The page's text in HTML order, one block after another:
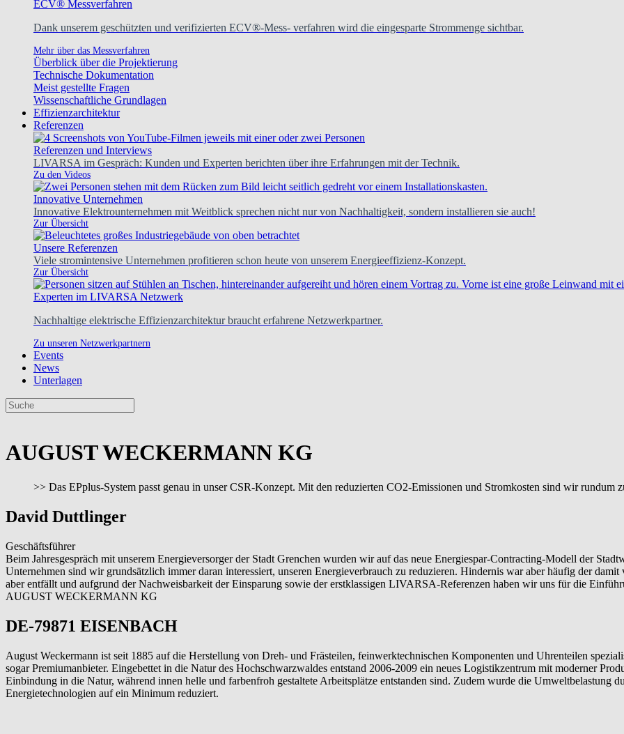
ECV® Messverfahren
Dank unserem geschützten und verifizierten ECV®-Mess- verfahren wird die eingesparte Strommenge sichtbar.
Mehr über das Messverfahren
Überblick über die Projektierung
Technische Dokumentation
Meist gestellte Fragen
Wissenschaftliche Grundlagen
Effizienzarchitektur
Referenzen
Referenzen und Interviews
LIVARSA im Gespräch: Kunden und Experten berichten über ihre Erfahrungen mit der Technik.
Zu den Videos
Innovative Unternehmen
Innovative Elektrounternehmen mit Weitblick sprechen nicht nur von Nachhaltigkeit, sondern installieren sie auch!
Zur Übersicht
Unsere Referenzen
Viele stromintensive Unternehmen profitieren schon heute von unserem Energieeffizienz-Konzept.
Zur Übersicht
Experten im LIVARSA Netzwerk
Nachhaltige elektrische Effizienzarchitektur braucht erfahrene Netzwerkpartner.
Zu unseren Netzwerkpartnern
Events
News
Unterlagen
AUGUST WECKERMANN KG
>> Das EPplus-System passt genau in unser CSR-Konzept. Mit den reduzierten CO2-Emissionen und Stromkosten sind wir rundum
David Duttlinger
Geschäftsführer
Beim Jahresgespräch mit unserem Energieversorger der Stadt Grenchen wurden wir auf das neue Energiespar-Contracting-Modell der
Unternehmen sind wir grundsätzlich immer daran interessiert, unseren Energieverbrauch zu reduzieren. Hindernis war aber häufig der
aber entfällt und aufgrund der Nachweisbarkeit der Einsparung sowie der erstklassigen LIVARSA-Referenzen haben wir uns für die
AUGUST WECKERMANN KG
DE-79871 EISENBACH
August Weckermann ist seit 1885 auf die Herstellung von Dreh- und Frästeilen, feinwerktechnischen Komponenten und Uhrenteilen
sogar Premiumanbieter. Eingebettet in die Natur des Hochschwarzwaldes entstand 2006-2009 ein neues Logistikzentrum mit moderner
Einbindung in die Natur, während innen helle und farbenfroh gestaltete Arbeitsplätze entstanden sind. Zudem wurde die Umweltbelastung
Energietechnologien auf ein Minimum reduziert.